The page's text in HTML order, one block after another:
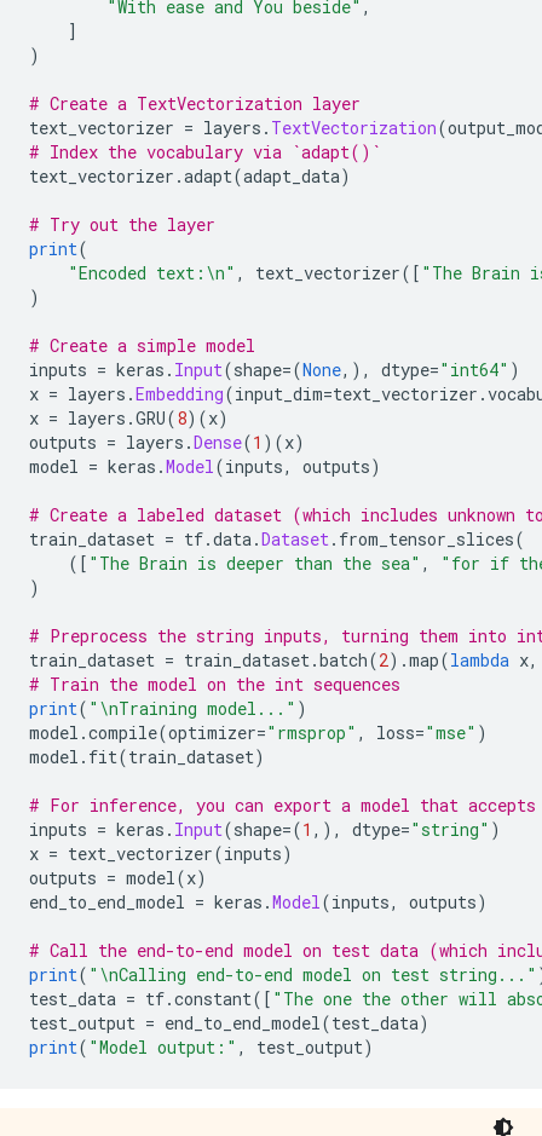
"With ease and You beside" ,
]
)
# Create a TextVectorization layer
text_vectorizer = layers . TextVectorization(
# Index the vocabulary via `adapt()`
text_vectorizer .adapt(adapt_data)
# Try out the layer
print(
"Encoded text:\n" , text_vectorizer([ "The Brain
)
# Create a simple model
inputs = keras . Input(shape=(None,), dtype="int64" )
x = layers .Embedding(input_dim=text_vectorizer .
x = layers .GRU(8)(x)
outputs = layers .Dense(1 )(x)
model = keras .Model(inputs, outputs)
# Create a labeled dataset (which includes unknown
train_dataset = tf.data.Dataset. from_tensor_slices(
([ "The Brain is deeper than the sea" ,
"for if
)
# Preprocess the string inputs, turning them into int
train_dataset = train_dataset.batch(2).map(lambda x,
# Train the model on the int sequences
print( "\nTraining model..." )
model .compile(optimizer="rmsprop" , loss="mse" )
model . fit(train_dataset)
# For inference, you can export a model that
inputs = keras . Input(shape=(1 ,), dtype="string" )
x = text_vectorizer(inputs)
outputs = model(x)
end_to_end_model = keras .Model(inputs, outputs)
# Call the end-to-end model on test data (which
print( "\nCalling end-to-end model on test string..."
test_data = tf.constant([ "The one the other will
test_output = end_to_end_model(test_data)
print( "Model output:" , test_output)